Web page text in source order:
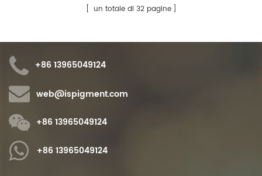
un totale di 32 pagine
+86 13965049124
web@ispigment.com
+86 13965049124
+86 13965049124